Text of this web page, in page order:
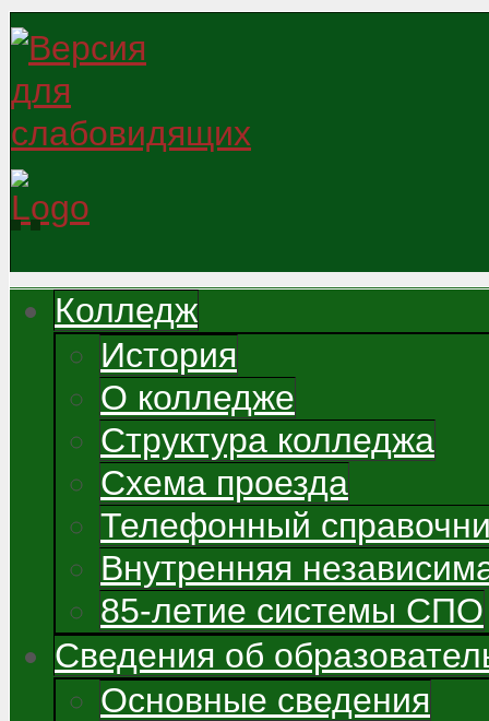
Колледж
История
О колледже
Структура колледжа
Схема проезда
Телефонный
Внутренняя
85-летие системы СПО
Сведения об
Основные сведения